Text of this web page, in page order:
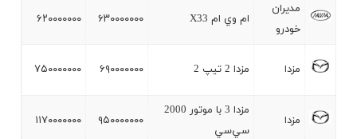
مديران
خودرو
ام وي ام X33 ۶۳۰۰۰۰۰۰۰ ۶۲۰۰۰۰۰۰۰
مزدا مزدا 2 تيپ 2 ۶۹۰۰۰۰۰۰۰ ۷۵۰۰۰۰۰۰۰
مزدا
مزدا 3 با موتور 2000
سي‌سي
۹۵۰۰۰۰۰۰۰ ۱۱۷۰۰۰۰۰۰۰